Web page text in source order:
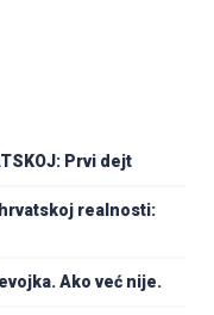
Prvi dejt
realnosti:
Ako već nije.